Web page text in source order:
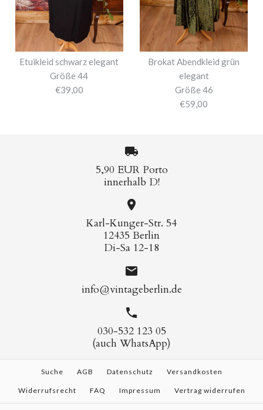
Etuikleid schwarz elegant
Größe 44
€39,00
Brokat Abendkleid grün
elegant
Größe 46
€59,00
5,90 EUR Porto
innerhalb D!
Karl-Kunger-Str. 54
12435 Berlin
Di-Sa 12-18
info@vintageberlin.de
030-532 123 05
(auch WhatsApp)
Suche AGB Datenschutz Versandkosten
Widerrufsrecht FAQ Impressum Vertrag widerrufen